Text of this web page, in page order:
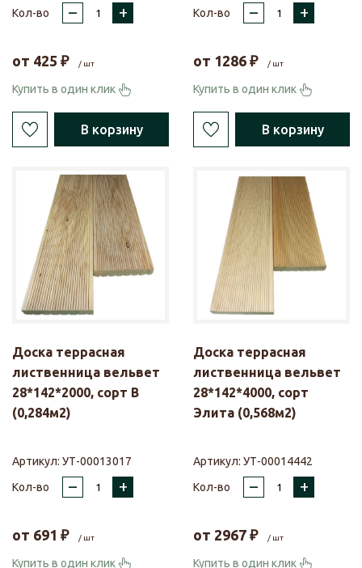
Кол-во
– +
от 425 ₽ / шт
Купить в один клик
В корзину
Кол-во
– +
от 1286 ₽ / шт
Купить в один клик
В корзину
Доска террасная
лиственница вельвет
28*142*2000, сорт В
(0,284м2)
Артикул: УТ-00013017
Кол-во
– +
от 691 ₽ / шт
Купить в один клик
Доска террасная
лиственница вельвет
28*142*4000, сорт
Элита (0,568м2)
Артикул: УТ-00014442
Кол-во
– +
от 2967 ₽ / шт
Купить в один клик